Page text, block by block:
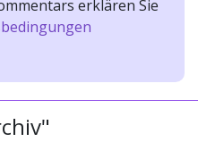
erklären Sie